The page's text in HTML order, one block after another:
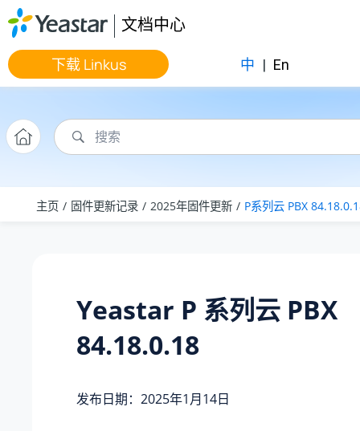
跳转到主要内容
文档中心
下载 Linkus 中 | En
主页 固件更新记录 2025年固件更新 P系列云 PBX
Yeastar P 系列云 PBX
84.18.0.18
发布日期：2025年1月14日